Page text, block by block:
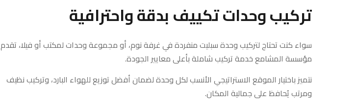
تركيب وحدات تكييف بدقة واحترافية
سواء كنت تحتاج لتركيب وحدة سبليت منفردة في غرفة نوم، أو مجموعة وحدات لمكتب أو فيلا، تقدم
مؤسسة المشامع خدمة تركيب شاملة بأعلى معايير الجودة.
نتميز باختيار الموقع الاستراتيجي الأنسب لكل وحدة لضمان أفضل توزيع للهواء البارد، وتركيب نظيف
ومرتب يُحافظ على جمالية المكان.